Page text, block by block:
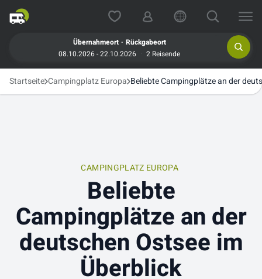
Übernahmeort . Rückgabeort
08.10.2026 - 22.10.2026
2 Reisende
Startseite Campingplatz Europa Beliebte Campingplätze an der
CAMPINGPLATZ EUROPA
Beliebte
Campingplätze an der
deutschen Ostsee im
Überblick